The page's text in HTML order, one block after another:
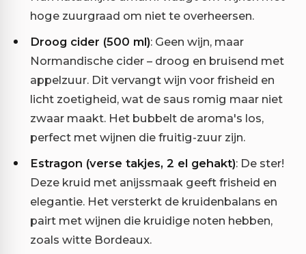
hoge zuurgraad om niet te overheersen.
Droog cider (500 ml): Geen wijn, maar
Normandische cider – droog en bruisend met
appelzuur. Dit vervangt wijn voor frisheid en
licht zoetigheid, wat de saus romig maar niet
zwaar maakt. Het bubbelt de aroma's los,
perfect met wijnen die fruitig-zuur zijn.
Estragon (verse takjes, 2 el gehakt): De ster!
Deze kruid met anijssmaak geeft frisheid en
elegantie. Het versterkt de kruidenbalans en
pairt met wijnen die kruidige noten hebben,
zoals witte Bordeaux.